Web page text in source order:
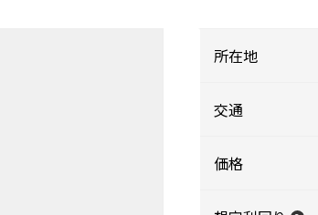
所在地
交通
価格